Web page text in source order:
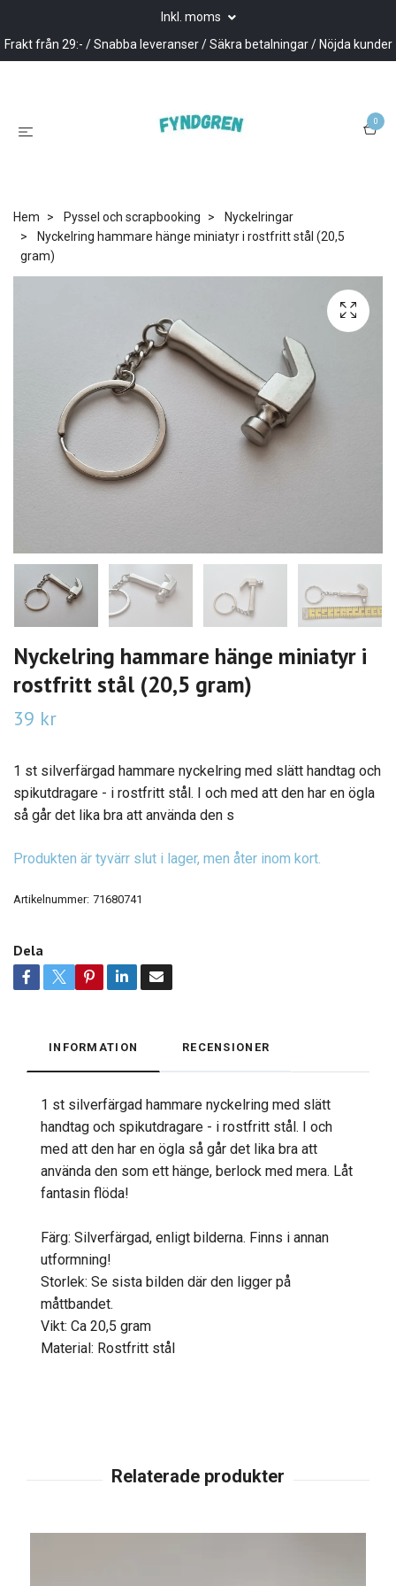
Inkl. moms
Frakt från 29:- / Snabba leveranser / Säkra betalningar / Nöjda kunder
0
Hem Pyssel och scrapbooking
Nyckelringar
Nyckelring hammare hänge miniatyr i rostfritt stål (20,5
gram)
Nyckelring hammare hänge miniatyr i
rostfritt stål (20,5 gram)
39 kr
1 st silverfärgad hammare nyckelring med slätt handtag och
spikutdragare - i rostfritt stål. I och med att den har en ögla
så går det lika bra att använda den s
Produkten är tyvärr slut i lager, men åter inom kort.
Artikelnummer: 71680741
Dela
INFORMATION RECENSIONER
1 st silverfärgad hammare nyckelring med slätt
handtag och spikutdragare - i rostfritt stål. I och
med att den har en ögla så går det lika bra att
använda den som ett hänge, berlock med mera. Låt
fantasin flöda!
Färg: Silverfärgad, enligt bilderna. Finns i annan
utformning!
Storlek: Se sista bilden där den ligger på
måttbandet.
Vikt: Ca 20,5 gram
Material: Rostfritt stål